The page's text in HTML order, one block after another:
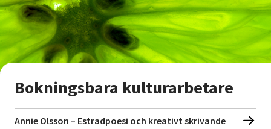
Avdelningar
Bokningsbara kulturarbetare
Annie Olsson – Estradpoesi och kreativt skrivande